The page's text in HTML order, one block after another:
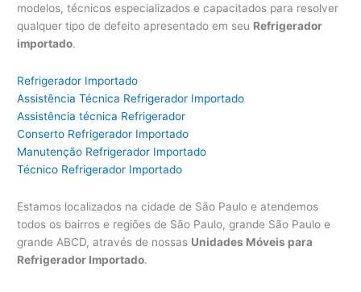
modelos, técnicos especializados e capacitados para resolver
qualquer tipo de defeito apresentado em seu Refrigerador
importado.
Refrigerador Importado
Assistência Técnica Refrigerador Importado
Assistência técnica Refrigerador
Conserto Refrigerador Importado
Manutenção Refrigerador Importado
Técnico Refrigerador Importado
Estamos localizados na cidade de São Paulo e atendemos
todos os bairros e regiões de São Paulo, grande São Paulo e
grande ABCD, através de nossas Unidades Móveis para
Refrigerador Importado.